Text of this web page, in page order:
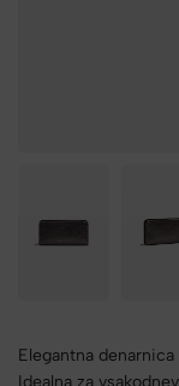
Elegantna
Idealna za